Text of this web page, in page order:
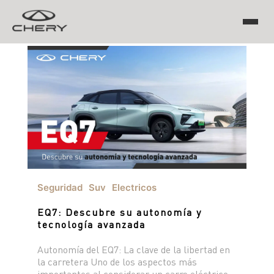
TIGGO
TIGGO 8 PRO
TIGGO 7 PRO MAX
TIGGO 4 PRO
TIGGO 2 PRO MAX
ARRIZO
CHERY EV
Seguridad Suv Electricos
EQ7: Descubre su autonomía y
tecnología avanzada
Autonomía del EQ7: La clave de la libertad en
la carretera Uno de los aspectos más